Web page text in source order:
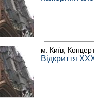
м. Київ,
Відкриття